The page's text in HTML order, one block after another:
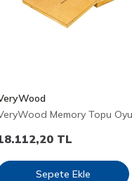
Memory Topu
TL
Sepete Ekle